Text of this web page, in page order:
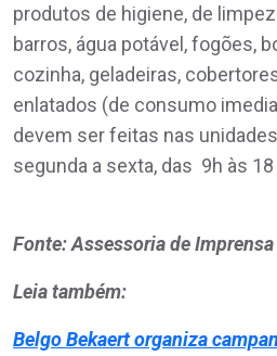
produtos de higiene, de
barros, água potável, fogões,
cozinha, geladeiras,
enlatados (de consumo
devem ser feitas nas
segunda a sexta, das 9h às 18
Fonte: Assessoria de
Leia também:
Belgo Bekaert organiza